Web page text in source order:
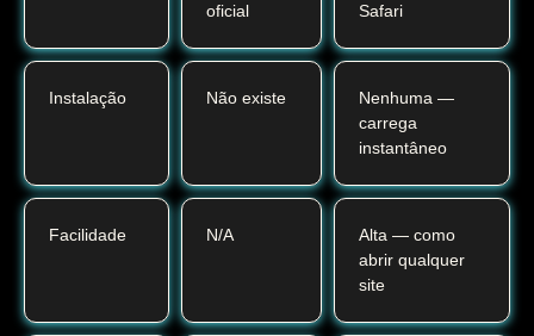
oficial
Safari
Instalação Não existe
Nenhuma —
carrega
instantâneo
Facilidade N/A
Alta — como
abrir qualquer
site